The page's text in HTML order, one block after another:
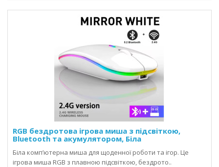
RGB бездротова ігрова миша з підсвіткою,
Bluetooth та акумулятором, Біла
Біла комп’ютерна миша для щоденної роботи та ігор. Це
ігрова миша RGB з плавною підсвіткою, бездрото..